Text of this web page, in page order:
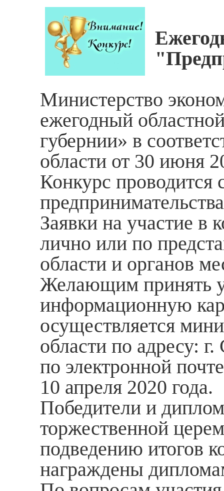
Министерство
ежегодный
губернии» в
области от 30 июня
Конкурс проводится
Заявки на участие в
лично или по
области и органов
Желающим принять
информационную
осуществляется
области по адресу:
по электронной
10 апреля 2020 года.
Победители и
торжественной
подведению итогов
награждены